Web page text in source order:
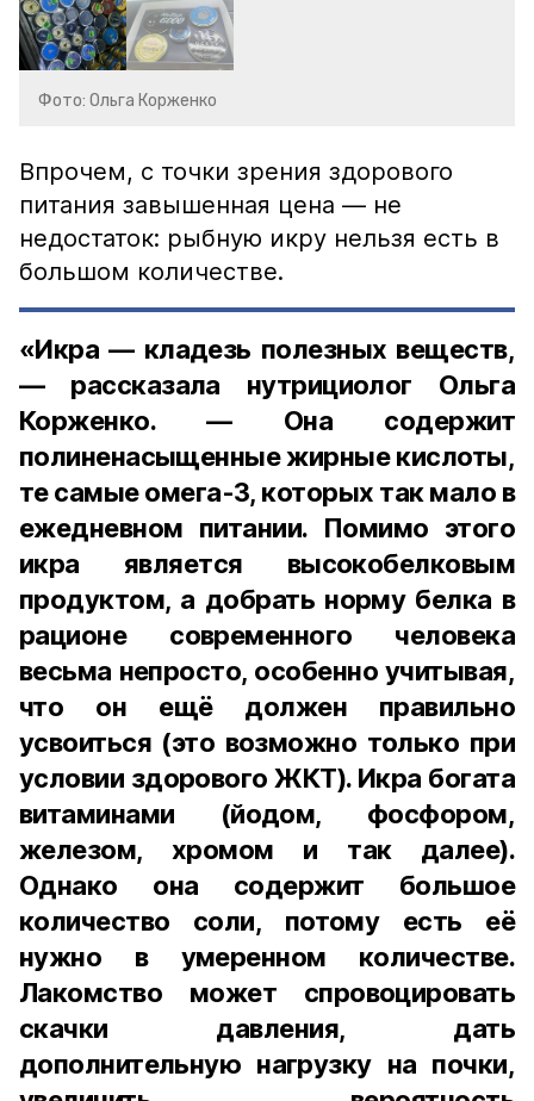
Фото: Ольга Корженко
Впрочем, с точки зрения здорового
питания завышенная цена — не
недостаток: рыбную икру нельзя есть в
большом количестве.
«Икра — кладезь полезных веществ,
— рассказала нутрициолог Ольга
Корженко. — Она содержит
полиненасыщенные жирные кислоты,
те самые омега-3, которых так мало в
ежедневном питании. Помимо этого
икра является высокобелковым
продуктом, а добрать норму белка в
рационе современного человека
весьма непросто, особенно учитывая,
что он ещё должен правильно
усвоиться (это возможно только при
условии здорового ЖКТ). Икра богата
витаминами (йодом, фосфором,
железом, хромом и так далее).
Однако она содержит большое
количество соли, потому есть её
нужно в умеренном количестве.
Лакомство может спровоцировать
скачки давления, дать
дополнительную нагрузку на почки,